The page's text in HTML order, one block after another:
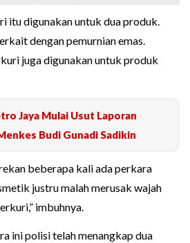
itu digunakan untuk dua produk.
dengan pemurnian emas.
juga digunakan untuk produk
Jaya Mulai Usut Laporan
Budi Gunadi Sadikin
beberapa kali ada perkara
justru malah merusak wajah
imbuhnya.
ini polisi telah menangkap dua